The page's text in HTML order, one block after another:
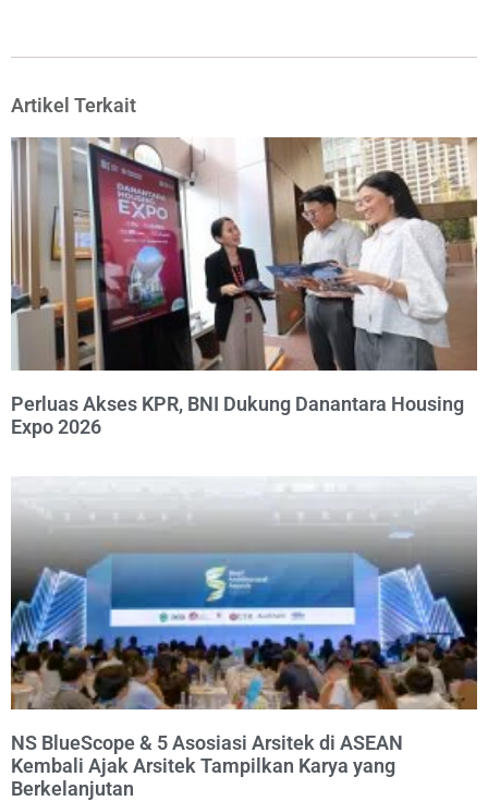
Artikel Terkait
Perluas Akses KPR, BNI Dukung Danantara Housing
Expo 2026
NS BlueScope & 5 Asosiasi Arsitek di ASEAN
Kembali Ajak Arsitek Tampilkan Karya yang
Berkelanjutan